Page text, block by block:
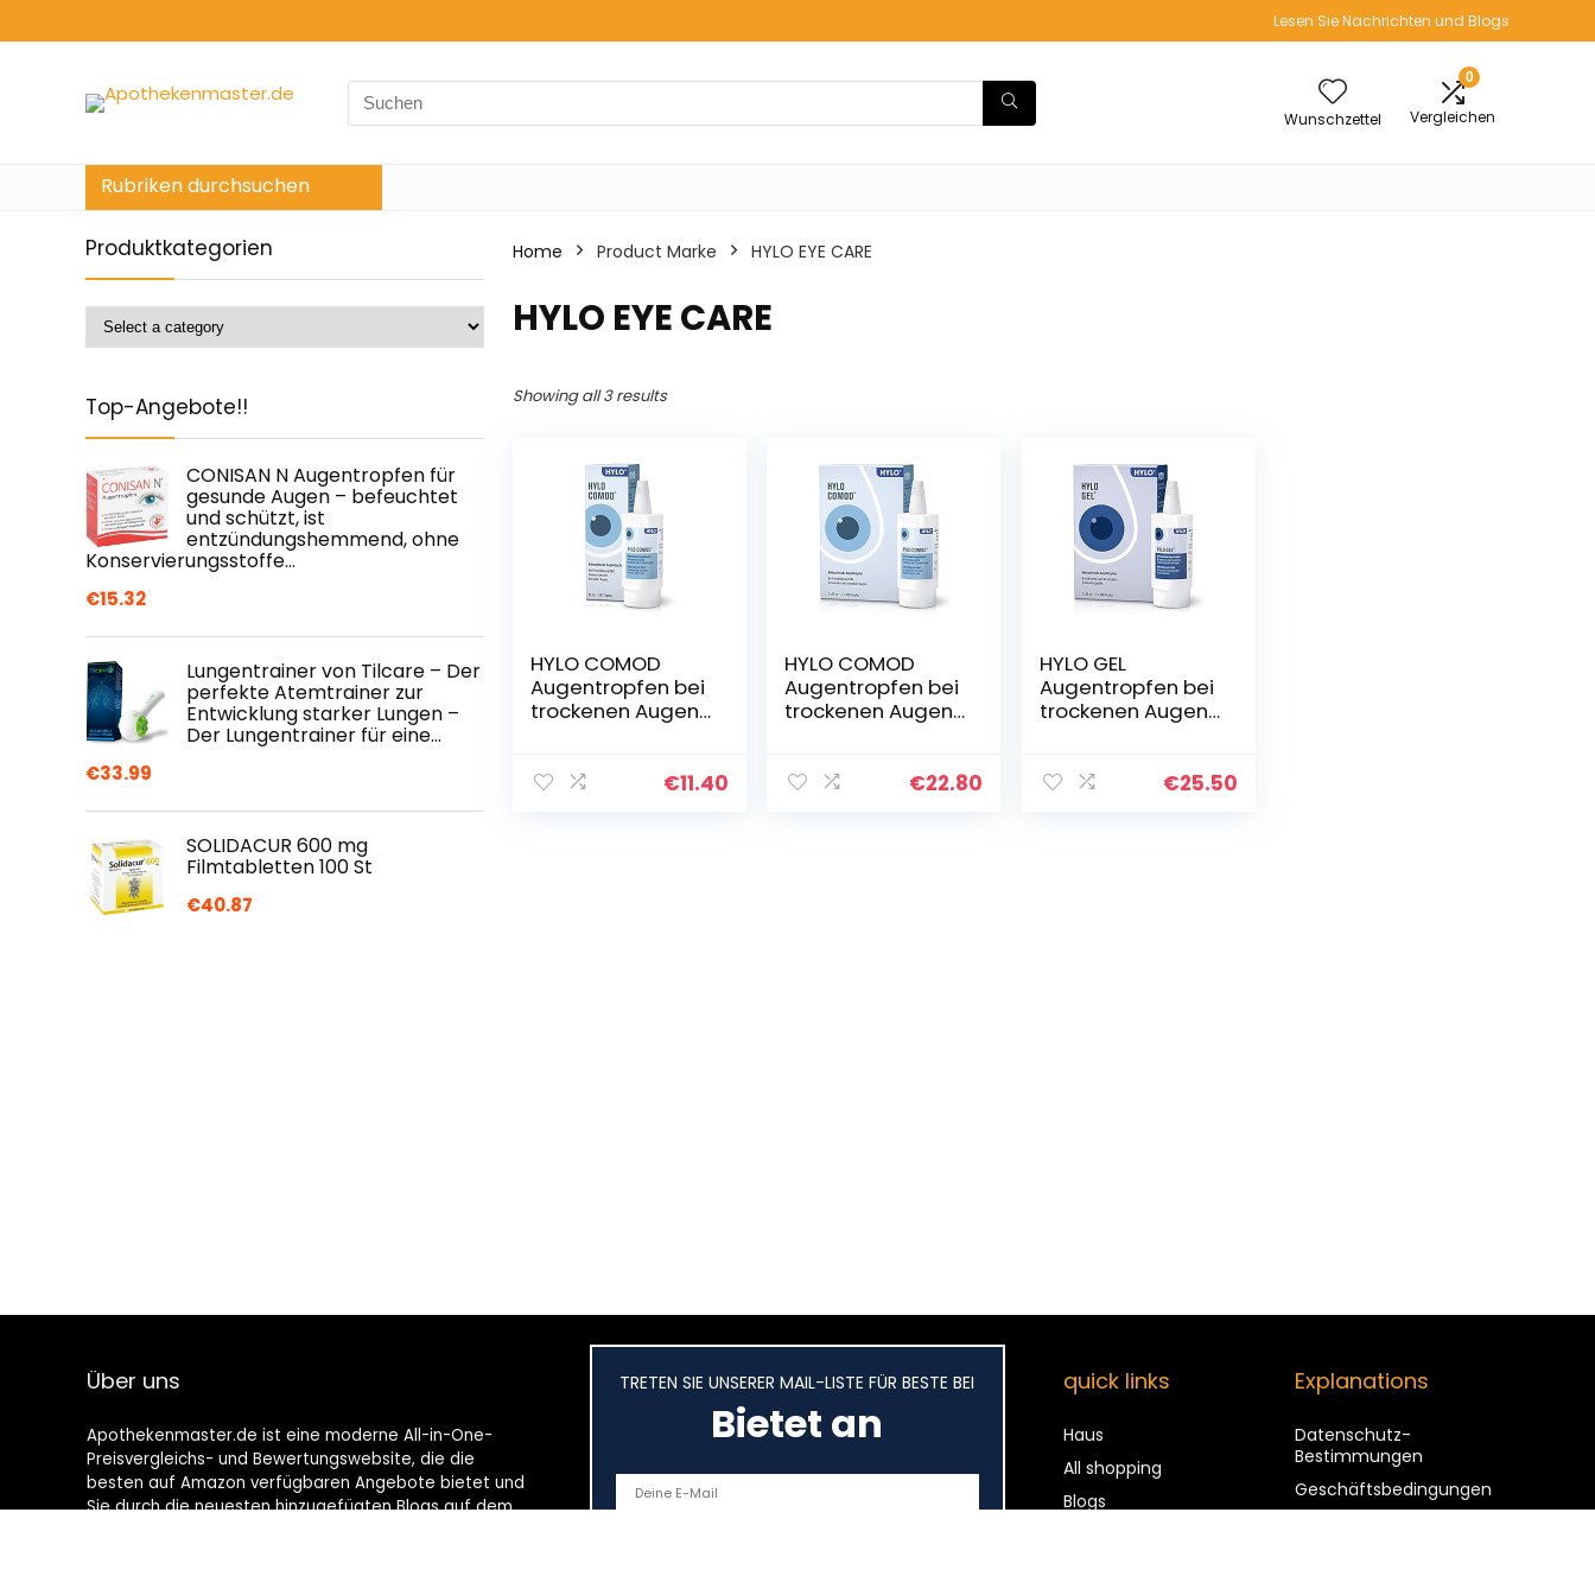
Lesen Sie Nachrichten und Blogs
Search
for:
Wunschzettel
0
Vergleichen
Rubriken durchsuchen
Produktkategorien
Top-Angebote!!
CONISAN N Augentropfen für
gesunde Augen – befeuchtet
und schützt, ist
entzündungshemmend, ohne
Konservierungsstoffe…
€15.32
Lungentrainer von Tilcare – Der
perfekte Atemtrainer zur
Entwicklung starker Lungen –
Der Lungentrainer für eine…
€33.99
SOLIDACUR 600 mg
Filmtabletten 100 St
€40.87
Home Product Marke ‎HYLO EYE CARE
‎HYLO EYE CARE
Showing all 3 results
HYLO COMOD
Augentropfen bei
trockenen Augen
ml (1er Pack)
€11.40
HYLO COMOD
Augentropfen bei
trockenen Augen
Doppelpackung
€22.80
HYLO GEL
Augentropfen bei
trockenen Augen,
Hyaluronsäure,
€25.50
Über uns
Apothekenmaster.de ist eine moderne All-in-One-
Preisvergleichs- und Bewertungswebsite, die die
besten auf Amazon verfügbaren Angebote bietet und
Sie durch die neuesten hinzugefügten Blogs auf dem
TRETEN SIE UNSERER MAIL-LISTE FÜR BESTE BEI
Bietet an
quick links
Haus
All shopping
Blogs
Explanations
Datenschutz-
Bestimmungen
Geschäftsbedingungen